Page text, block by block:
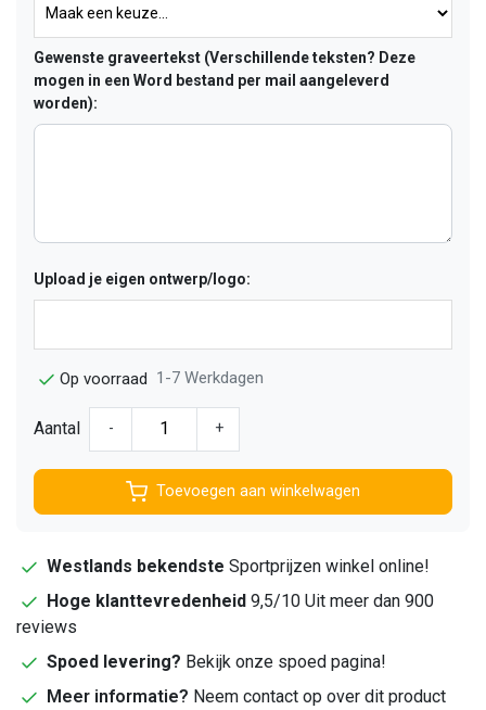
Gewenste graveertekst (Verschillende teksten? Deze
mogen in een Word bestand per mail aangeleverd
worden):
Upload je eigen ontwerp/logo:
Op voorraad 1-7 Werkdagen
Aantal - +
Toevoegen aan winkelwagen
Westlands bekendste Sportprijzen winkel online!
Hoge klanttevredenheid 9,5/10 Uit meer dan 900
reviews
Spoed levering? Bekijk onze spoed pagina!
Meer informatie? Neem contact op over dit product